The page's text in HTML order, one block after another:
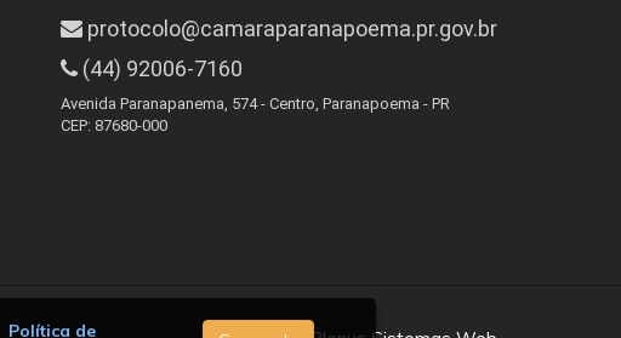
protocolo@camaraparanapoema.pr.gov.br
(44) 92006-7160
Avenida Paranapanema, 574 - Centro, Paranapoema - PR
CEP: 87680-000
Política de